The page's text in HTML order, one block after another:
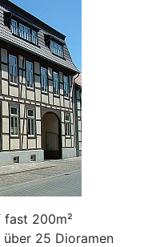
fast 200m²
25 Dioramen